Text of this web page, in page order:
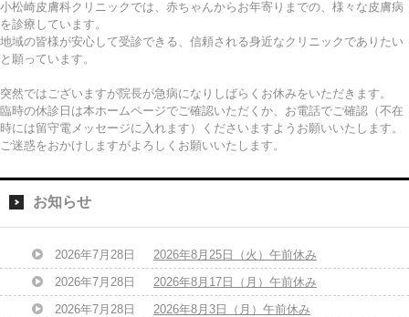
小松崎皮膚科クリニックでは、赤ちゃんからお年寄りまでの、様々な皮膚病
を診療しています。
地域の皆様が安心して受診できる、信頼される身近なクリニックでありたい
と願っています。
突然ではございますが院長が急病になりしばらくお休みをいただきます。
臨時の休診日は本ホームページでご確認いただくか、お電話でご確認（不在
時には留守電メッセージに入れます）くださいますようお願いいたします。
ご迷惑をおかけしますがよろしくお願いいたします。
お知らせ
2026年7月28日
2026年8月25日（火）午前休み
2026年7月28日
2026年8月17日（月）午前休み
2026年7月28日
2026年8月3日（月）午前休み